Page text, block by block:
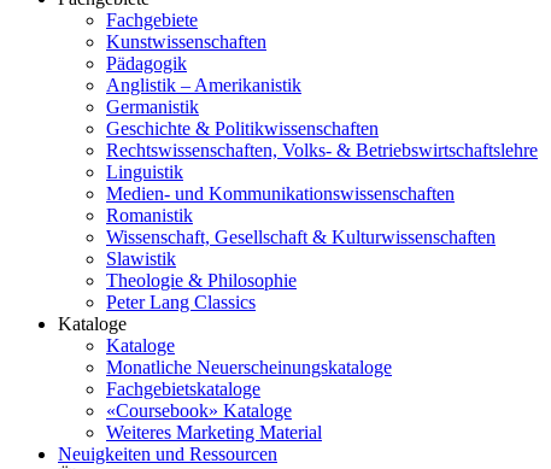
Fachgebiete
Kunstwissenschaften
Pädagogik
Anglistik – Amerikanistik
Germanistik
Geschichte & Politikwissenschaften
Rechtswissenschaften, Volks- & Betriebswirtschaftslehre
Linguistik
Medien- und Kommunikationswissenschaften
Romanistik
Wissenschaft, Gesellschaft & Kulturwissenschaften
Slawistik
Theologie & Philosophie
Peter Lang Classics
Kataloge
Kataloge
Monatliche Neuerscheinungskataloge
Fachgebietskataloge
«Coursebook» Kataloge
Weiteres Marketing Material
Neuigkeiten und Ressourcen